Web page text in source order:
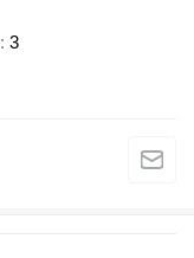
3